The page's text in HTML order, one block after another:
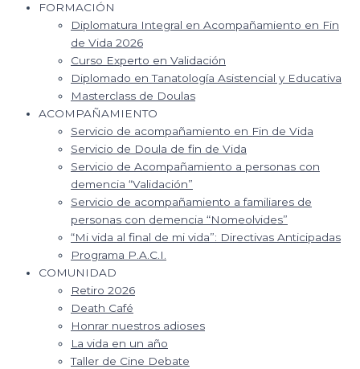
FORMACIÓN
Diplomatura Integral en Acompañamiento en Fin
de Vida 2026
Curso Experto en Validación
Diplomado en Tanatología Asistencial y Educativa
Masterclass de Doulas
ACOMPAÑAMIENTO
Servicio de acompañamiento en Fin de Vida
Servicio de Doula de fin de Vida
Servicio de Acompañamiento a personas con
demencia “Validación”
Servicio de acompañamiento a familiares de
personas con demencia “Nomeolvides”
“Mi vida al final de mi vida”: Directivas Anticipadas
Programa P.A.C.I.
COMUNIDAD
Retiro 2026
Death Café
Honrar nuestros adioses
La vida en un año
Taller de Cine Debate